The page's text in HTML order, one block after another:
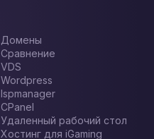
Домены
Сравнение
VDS
Wordpress
Ispmanager
CPanel
Удаленный рабочий стол
Хостинг для iGaming